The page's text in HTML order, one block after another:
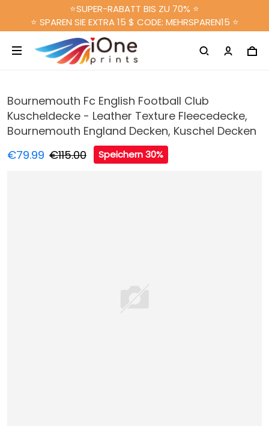
⭐SUPER-RABATT BIS ZU 70% ⭐
⭐ SPAREN SIE EXTRA 15 $ CODE: MEHRSPAREN15 ⭐
Bournemouth Fc English Football Club
Kuscheldecke - Leather Texture Fleecedecke,
Bournemouth England Decken, Kuschel Decken
€79.99 €115.00 Speichern 30%